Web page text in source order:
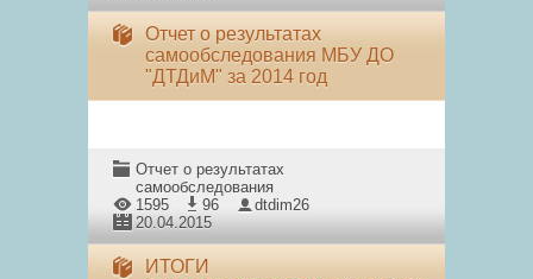
Отчет о результатах
самообследования МБУ ДО
"ДТДиМ" за 2014 год
Отчет о результатах
самообследования
1595
96
dtdim26
20.04.2015
ИТОГИ